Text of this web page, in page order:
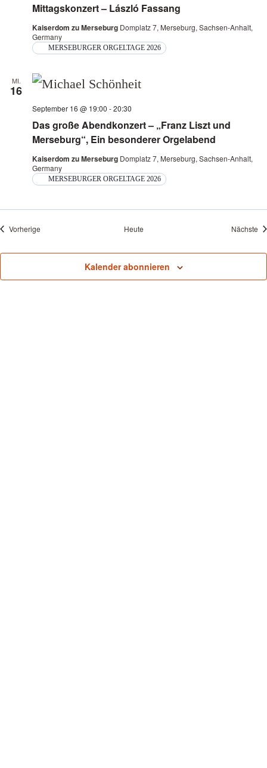
Mittagskonzert – László Fassang
Kaiserdom zu Merseburg Domplatz 7, Merseburg, Sachsen-Anhalt,
Germany
MERSEBURGER ORGELTAGE 2026
MI.
16
Das große Abendkonzert – „Franz Liszt und
Merseburg“, Ein besonderer Orgelabend
September 16 @ 19:00 -20:30
Kaiserdom zu Merseburg Domplatz 7, Merseburg, Sachsen-Anhalt,
Germany
MERSEBURGER ORGELTAGE 2026
Vorherige Heute Nächste
Kalender abonnieren